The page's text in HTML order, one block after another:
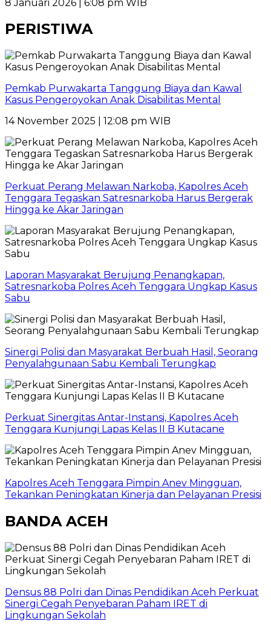
8 Januari 2026 | 6:08 pm WIB
PERISTIWA
Pemkab Purwakarta Tanggung Biaya dan Kawal
Kasus Pengeroyokan Anak Disabilitas Mental
14 November 2025 | 12:08 pm WIB
Perkuat Perang Melawan Narkoba, Kapolres Aceh
Tenggara Tegaskan Satresnarkoba Harus Bergerak
Hingga ke Akar Jaringan
Laporan Masyarakat Berujung Penangkapan,
Satresnarkoba Polres Aceh Tenggara Ungkap Kasus
Sabu
Sinergi Polisi dan Masyarakat Berbuah Hasil, Seorang
Penyalahgunaan Sabu Kembali Terungkap
Perkuat Sinergitas Antar-Instansi, Kapolres Aceh
Tenggara Kunjungi Lapas Kelas II B Kutacane
Kapolres Aceh Tenggara Pimpin Anev Mingguan,
Tekankan Peningkatan Kinerja dan Pelayanan Presisi
BANDA ACEH
Densus 88 Polri dan Dinas Pendidikan Aceh Perkuat
Sinergi Cegah Penyebaran Paham IRET di
Lingkungan Sekolah